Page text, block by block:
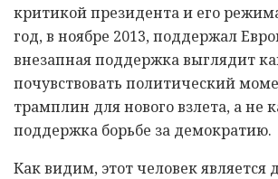
критикой президента и его
год, в ноябре 2013, поддержал
внезапная поддержка выглядит
почувствовать политический
трамплин для нового взлета, а не
поддержка борьбе за демократию.
Как видим, этот человек является